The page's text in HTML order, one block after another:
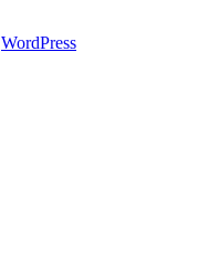
WordPress